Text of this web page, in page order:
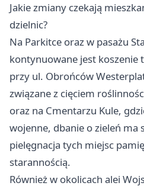
Jakie zmiany czekają
dzielnic?
Na Parkitce oraz w pasażu
kontynuowane jest koszenie
przy ul. Obrońców
związane z cięciem
oraz na Cmentarzu Kule,
wojenne, dbanie o zieleń ma
pielęgnacja tych miejsc
starannością.
Również w okolicach alei